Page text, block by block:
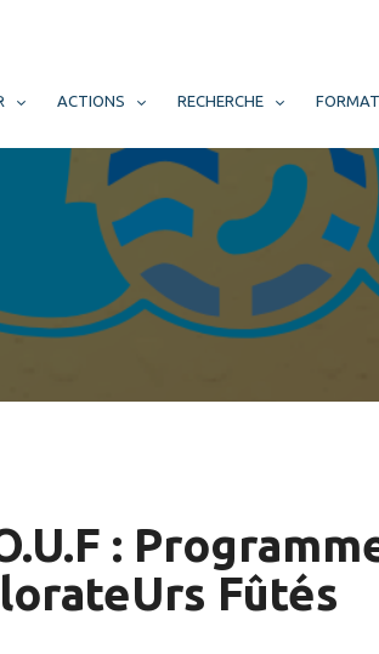
ACTIONS RECHERCHE
:
Fûtés